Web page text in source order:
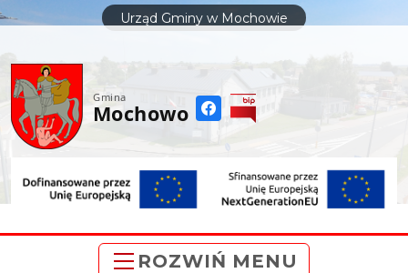
treści
Urząd Gminy w Mochowie
Gmina
Mochowo
ROZWIŃ MENU